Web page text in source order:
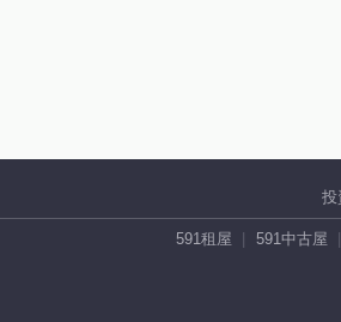
投
591租屋 591中古屋